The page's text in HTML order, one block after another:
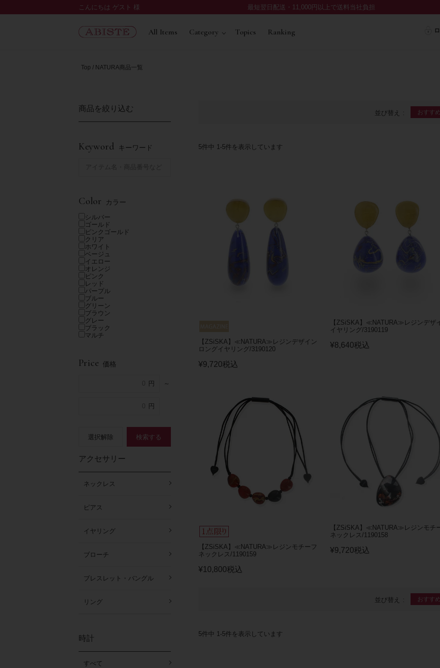
こんにちは ゲスト 様 最短翌日配送・11,000円以上で送料当社負担
All Items Category Topics Ranking
Top NATURA商品一覧
商品を絞り込む
Keyword キーワード
Color カラー
シルバー
ゴールド
ピンクゴールド
クリア
ホワイト
ベージュ
イエロー
オレンジ
ピンク
レッド
パープル
ブルー
グリーン
ブラウン
グレー
ブラック
マルチ
Price 価格
～
アクセサリー
ネックレス
ピアス
イヤリング
ブローチ
ブレスレット・バングル
リング
時計
すべて
並び替え おすす
5件中 1-5
【ZSiSKA】≪NATURA≫レジンデザイン
ロングイヤリング/3190120
¥9,720税込
【ZSiSKA】≪NATURA≫レジンデザ
イヤリング/3190119
¥8,640税込
【ZSiSKA】≪NATURA≫レジンモチーフ
ネックレス/1190159
¥10,800税込
【ZSiSKA】≪NATURA≫レジンモチ
ネックレス/1190158
¥9,720税込
並び替え おすす
5件中 1 -5